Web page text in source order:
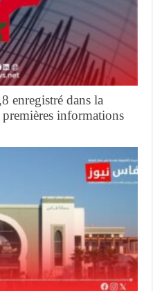
enregistré dans la
informations